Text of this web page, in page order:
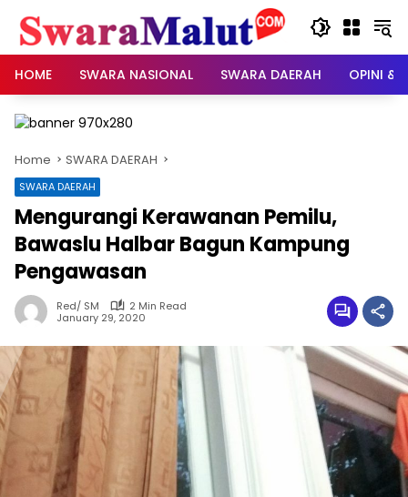
content
HOME
SWARA NASIONAL SWARA DAERAH OPINI &
Home SWARA DAERAH
SWARA DAERAH
Mengurangi Kerawanan Pemilu,
Bawaslu Halbar Bagun Kampung
Pengawasan
Red/ SM
2 Min Read
January 29, 2020